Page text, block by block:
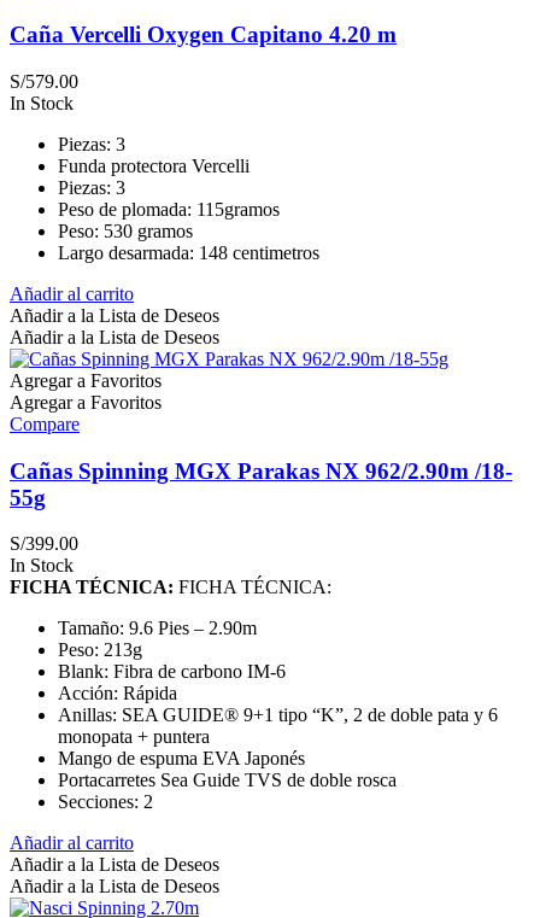
Caña Vercelli Oxygen Capitano 4.20 m
S/579.00
In Stock
Piezas: 3
Funda protectora Vercelli
Piezas: 3
Peso de plomada: 115gramos
Peso: 530 gramos
Largo desarmada: 148 centimetros
Añadir al carrito
Añadir a la Lista de Deseos
Añadir a la Lista de Deseos
Agregar a Favoritos
Agregar a Favoritos
Compare
Cañas Spinning MGX Parakas NX 962/2.90m /18-
55g
S/399.00
In Stock
FICHA TÉCNICA: FICHA TÉCNICA:
Tamaño: 9.6 Pies – 2.90m
Peso: 213g
Blank: Fibra de carbono IM-6
Acción: Rápida
Anillas: SEA GUIDE® 9+1 tipo “K”, 2 de doble pata y 6
monopata + puntera
Mango de espuma EVA Japonés
Portacarretes Sea Guide TVS de doble rosca
Secciones: 2
Añadir al carrito
Añadir a la Lista de Deseos
Añadir a la Lista de Deseos